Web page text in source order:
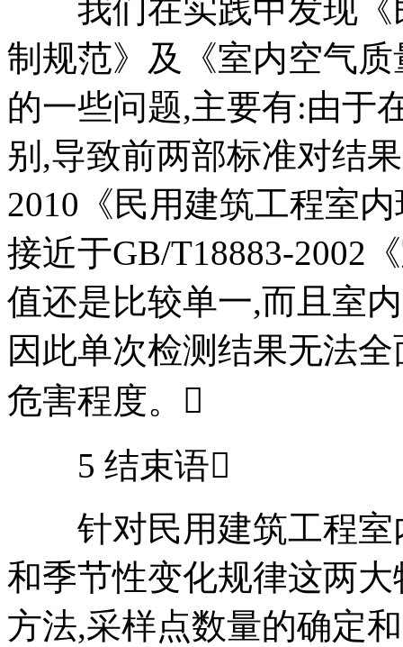
我们在实践中发现《
制规范》及《室内空气
的一些问题,主要有:由于
别,导致前两部标准对结
2010《民用建筑工程室
接近于GB/T18883-2002
值还是比较单一,而且室
因此单次检测结果无法
危害程度。
5 结束语
针对民用建筑工程室
和季节性变化规律这两
方法,采样点数量的确定